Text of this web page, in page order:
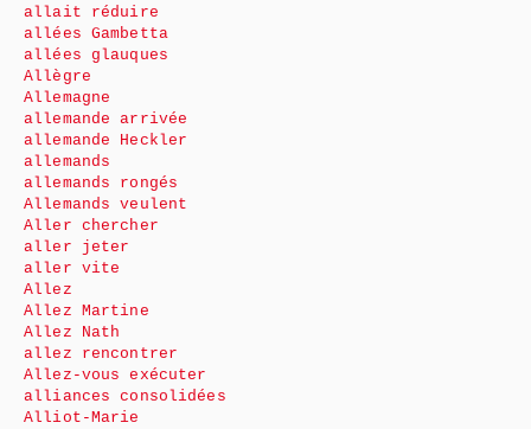
allait réduire
allées Gambetta
allées glauques
Allègre
Allemagne
allemande arrivée
allemande Heckler
allemands
allemands rongés
Allemands veulent
Aller chercher
aller jeter
aller vite
Allez
Allez Martine
Allez Nath
allez rencontrer
Allez-vous exécuter
alliances consolidées
Alliot-Marie